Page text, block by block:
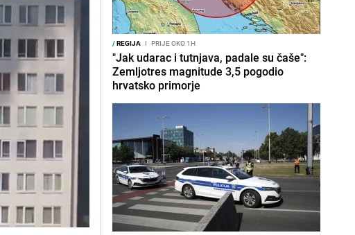
/REGIJA I PRIJE OKO 1H
"Jak udarac i tutnjava, padale su čaše":
Zemljotres magnitude 3,5 pogodio
hrvatsko primorje